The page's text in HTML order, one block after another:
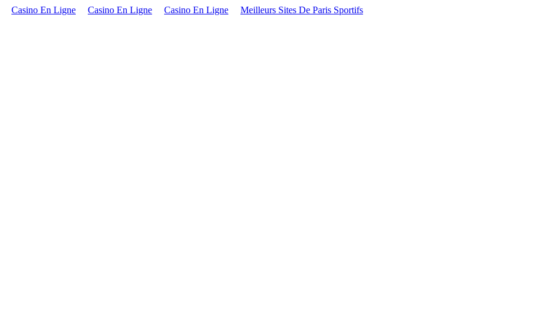
Casino En Ligne Casino En Ligne Casino En Ligne Meilleurs Sites De Paris Sportifs